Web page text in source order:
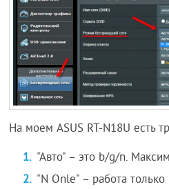
На моем ASUS RT-N18U есть
"Авто" – это b/g/n.
"N Onle" – работа